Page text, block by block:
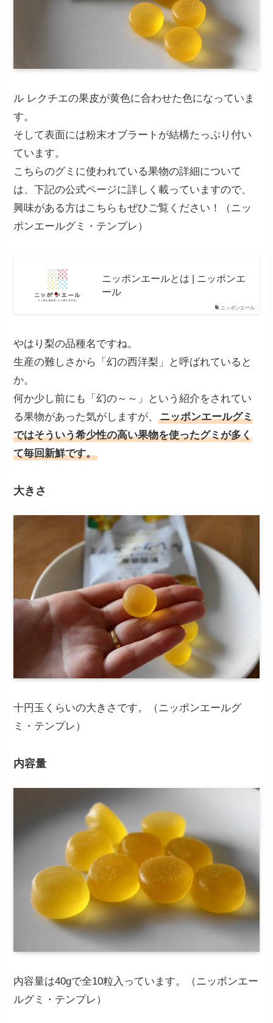
ル レクチエの果皮が黄色に合わせた色になっていま
す。
そして表面には粉末オブラートが結構たっぷり付い
ています。
こちらのグミに使われている果物の詳細について
は、下記の公式ページに詳しく載っていますので、
興味がある方はこちらもぜひご覧ください！（ニッ
ポンエールグミ・テンプレ）
ニッポンエール
ニッポンエールとは | ニッポンエ
ール
やはり梨の品種名ですね。
生産の難しさから「幻の西洋梨」と呼ばれていると
か。
何か少し前にも「幻の～～」という紹介をされてい
る果物があった気がしますが、ニッポンエールグミ
ではそういう希少性の高い果物を使ったグミが多く
て毎回新鮮です。
大きさ
十円玉くらいの大きさです。（ニッポンエールグ
ミ・テンプレ）
内容量
内容量は40gで全10粒入っています。（ニッポンエー
ルグミ・テンプレ）